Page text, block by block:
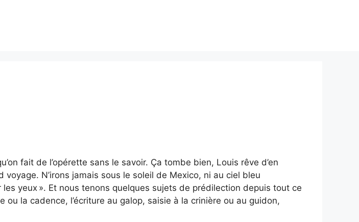
fait de l’opérette sans le savoir. Ça tombe bien, Louis rêve d’en
N’irons jamais sous le soleil de Mexico, ni au ciel bleu
yeux ». Et nous tenons quelques sujets de prédilection depuis tout ce
la cadence, l’écriture au galop, saisie à la crinière ou au guidon,